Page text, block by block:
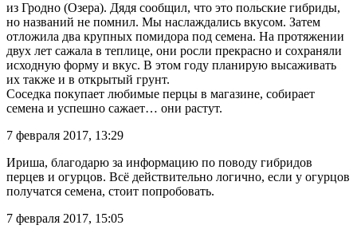
из Гродно (Озера). Дядя сообщил, что это польские гибриды,
но названий не помнил. Мы наслаждались вкусом. Затем
отложила два крупных помидора под семена. На протяжении
двух лет сажала в теплице, они росли прекрасно и сохраняли
исходную форму и вкус. В этом году планирую высаживать
их также и в открытый грунт.
Соседка покупает любимые перцы в магазине, собирает
семена и успешно сажает… они растут.
7 февраля 2017, 13:29
Ириша, благодарю за информацию по поводу гибридов
перцев и огурцов. Всё действительно логично, если у огурцов
получатся семена, стоит попробовать.
7 февраля 2017, 15:05